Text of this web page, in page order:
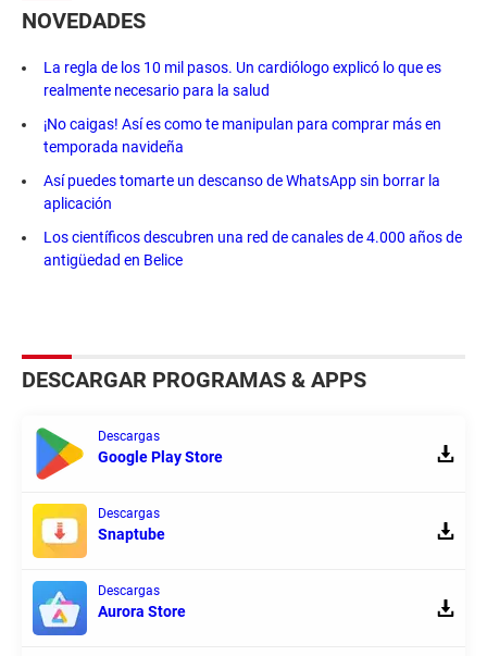
NOVEDADES
La regla de los 10 mil pasos. Un cardiólogo explicó lo que es
realmente necesario para la salud
¡No caigas! Así es como te manipulan para comprar más en
temporada navideña
Así puedes tomarte un descanso de WhatsApp sin borrar la
aplicación
Los científicos descubren una red de canales de 4.000 años de
antigüedad en Belice
DESCARGAR PROGRAMAS & APPS
Descargas
Google Play Store
Descargas
Snaptube
Descargas
Aurora Store